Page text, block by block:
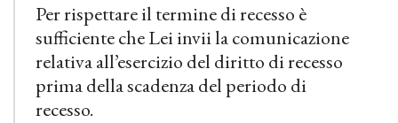
Per rispettare il termine di recesso è
sufficiente che Lei invii la comunicazione
relativa all’esercizio del diritto di recesso
prima della scadenza del periodo di
recesso.